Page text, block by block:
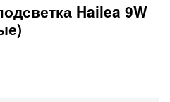
Hailea 9W